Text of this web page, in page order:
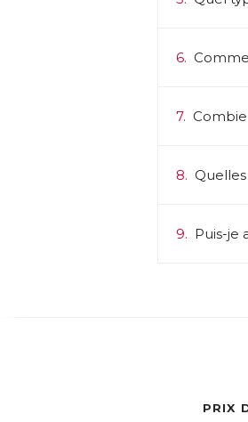
6.
7.
8.
9. Puis-je
PRIX